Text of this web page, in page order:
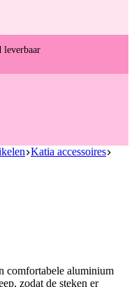
(NL & BE)
verzonden
Katia accessoires
comfortabele aluminium
zodat de steken er